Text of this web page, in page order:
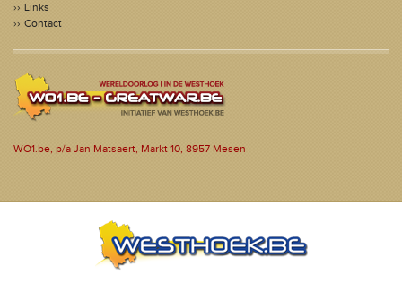
Links
Contact
WO1.be, p/a Jan Matsaert, Markt 10, 8957 Mesen